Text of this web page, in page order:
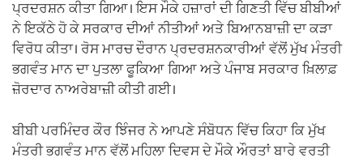
ਪ੍ਰਦਰਸ਼ਨ ਕੀਤਾ ਗਿਆ। ਇਸ ਮੌਕੇ ਹਜ਼ਾਰਾਂ ਦੀ ਗਿਣਤੀ ਵਿੱਚ ਬੀਬੀਆਂ
ਨੇ ਇਕੱਠੇ ਹੋ ਕੇ ਸਰਕਾਰ ਦੀਆਂ ਨੀਤੀਆਂ ਅਤੇ ਬਿਆਨਬਾਜ਼ੀ ਦਾ ਕੜਾ
ਵਿਰੋਧ ਕੀਤਾ। ਰੋਸ ਮਾਰਚ ਦੌਰਾਨ ਪ੍ਰਦਰਸ਼ਨਕਾਰੀਆਂ ਵੱਲੋਂ ਮੁੱਖ ਮੰਤਰੀ
ਭਗਵੰਤ ਮਾਨ ਦਾ ਪੁਤਲਾ ਫੂਕਿਆ ਗਿਆ ਅਤੇ ਪੰਜਾਬ ਸਰਕਾਰ ਖ਼ਿਲਾਫ਼
ਜ਼ੋਰਦਾਰ ਨਾਅਰੇਬਾਜ਼ੀ ਕੀਤੀ ਗਈ।
ਬੀਬੀ ਪਰਮਿੰਦਰ ਕੌਰ ਝਿੰਜਰ ਨੇ ਆਪਣੇ ਸੰਬੋਧਨ ਵਿੱਚ ਕਿਹਾ ਕਿ ਮੁੱਖ
ਮੰਤਰੀ ਭਗਵੰਤ ਮਾਨ ਵੱਲੋਂ ਮਹਿਲਾ ਦਿਵਸ ਦੇ ਮੌਕੇ ਔਰਤਾਂ ਬਾਰੇ ਵਰਤੀ